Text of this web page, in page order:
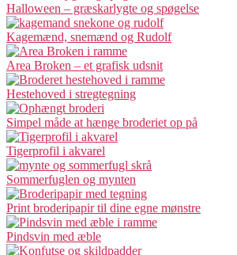
Halloween – græskarlygte og spøgelse
Kagemænd, snemænd og Rudolf
Area Broken – et grafisk udsnit
Hestehoved i stregtegning
Simpel måde at hænge broderiet op på
Tigerprofil i akvarel
Sommerfuglen og mynten
Print broderipapir til dine egne mønstre
Pindsvin med æble